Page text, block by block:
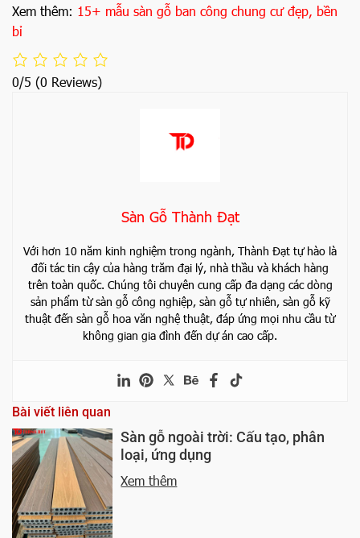
Xem thêm: 15+ mẫu sàn gỗ ban công chung cư đẹp, bền
bỉ
0/5 (0 Reviews)
Sàn Gỗ Thành Đạt
Với hơn 10 năm kinh nghiệm trong ngành, Thành Đạt tự hào là
đối tác tin cậy của hàng trăm đại lý, nhà thầu và khách hàng
trên toàn quốc. Chúng tôi chuyên cung cấp đa dạng các dòng
sản phẩm từ sàn gỗ công nghiệp, sàn gỗ tự nhiên, sàn gỗ kỹ
thuật đến sàn gỗ hoa văn nghệ thuật, đáp ứng mọi nhu cầu từ
không gian gia đình đến dự án cao cấp.
Bài viết liên quan
Sàn gỗ ngoài trời: Cấu tạo, phân
loại, ứng dụng
Xem thêm